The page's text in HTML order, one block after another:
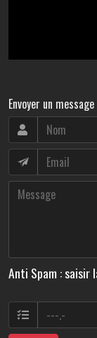
Envoyer un message
Anti Spam : saisir